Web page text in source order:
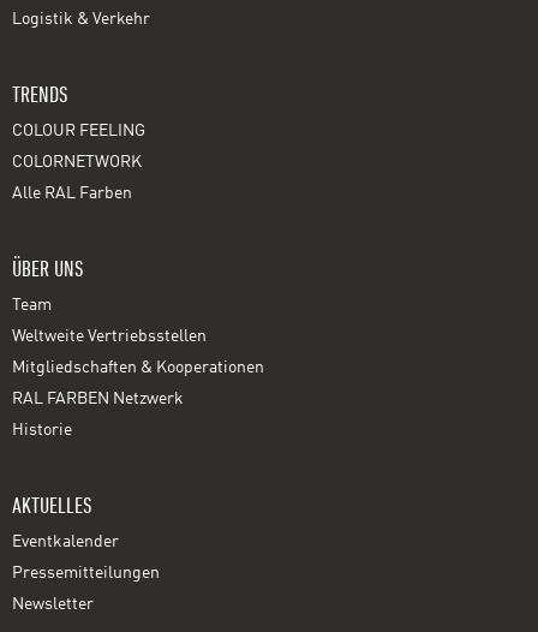
Logistik & Verkehr
TRENDS
COLOUR FEELING
COLORNETWORK
Alle RAL Farben
ÜBER UNS
Team
Weltweite Vertriebsstellen
Mitgliedschaften & Kooperationen
RAL FARBEN Netzwerk
Historie
AKTUELLES
Eventkalender
Pressemitteilungen
Newsletter